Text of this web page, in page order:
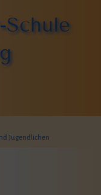
Jugendlichen